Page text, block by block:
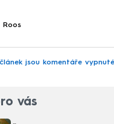
Roos
jsou komentáře vypnuté
vás